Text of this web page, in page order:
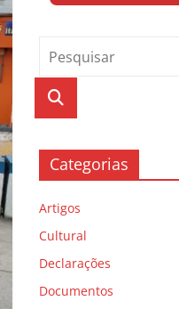
Categorias
Artigos
Cultural
Declarações
Documentos